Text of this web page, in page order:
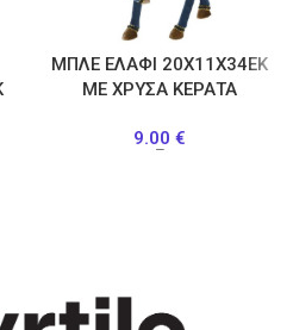
ΜΠΛΕ ΕΛΑΦΙ 20Χ11Χ34ΕΚ
ΜΕ ΧΡΥΣΑ ΚΕΡΑΤΑ
9.00 €
–